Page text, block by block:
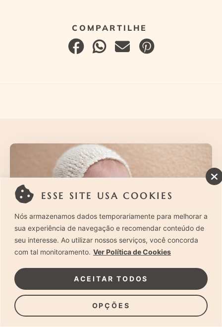
ESSE SITE USA COOKIES
Nós armazenamos dados temporariamente para melhorar a
sua experiência de navegação e recomendar conteúdo de
seu interesse. Ao utilizar nossos serviços, você concorda
com tal monitoramento. Ver Política de Cookies
OPÇÕES
ACEITAR TODOS
Quando fazer ensaio newborn? – Melhor
época